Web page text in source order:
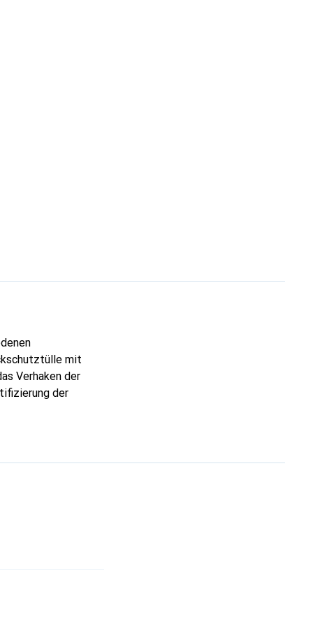
mit
Verhaken der
der